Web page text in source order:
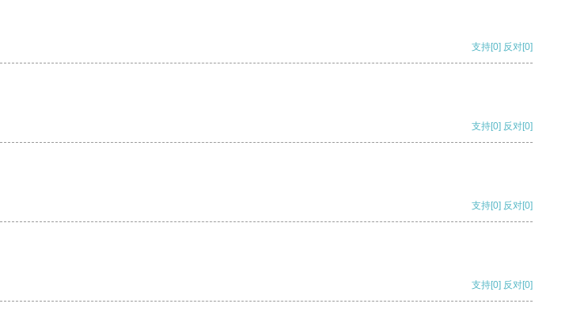
支持[0] 反对[0]
支持[0] 反对[0]
支持[0] 反对[0]
支持[0] 反对[0]